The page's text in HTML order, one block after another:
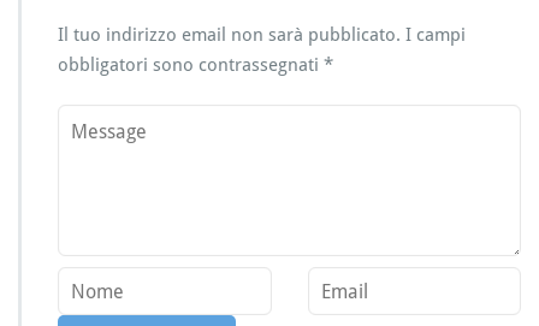
Il tuo indirizzo email non sarà pubblicato. I campi
obbligatori sono contrassegnati *